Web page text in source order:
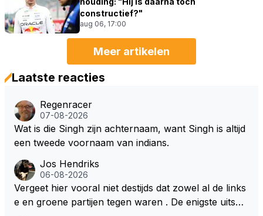
constructief?"
aug 06, 17:00
Meer artikelen
Laatste reacties
Regenracer
07-08-2026
Wat is die Singh zijn achternaam, want Singh is altijd
een tweede voornaam van indians.
Jos Hendriks
06-08-2026
Vergeet hier vooral niet destijds dat zowel al de links
e en groene partijen tegen waren . De enigste uitspr